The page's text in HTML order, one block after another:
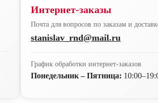
Интернет-заказы
Почта для вопросов по заказам и
stanislav_rnd@mail.ru
График обработки интернет-заказов
Понедельник – Пятница: